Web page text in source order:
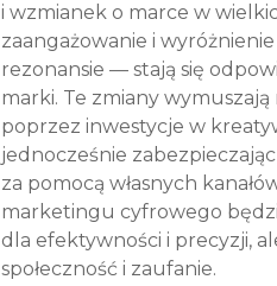
i wzmianek o marce w
zaangażowanie i
rezonansie — stają się
marki. Te zmiany
poprzez inwestycje w
jednocześnie
za pomocą własnych
marketingu cyfrowego
dla efektywności i precyzji,
społeczność i zaufanie.